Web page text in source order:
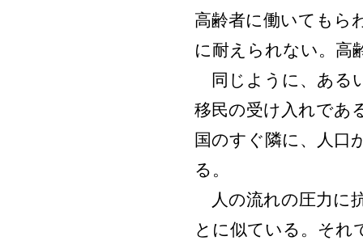
高齢者に働いてもら
に耐えられない。高
同じように、ある
移民の受け入れであ
国のすぐ隣に、人口
る。
人の流れの圧力に
とに似ている。それ